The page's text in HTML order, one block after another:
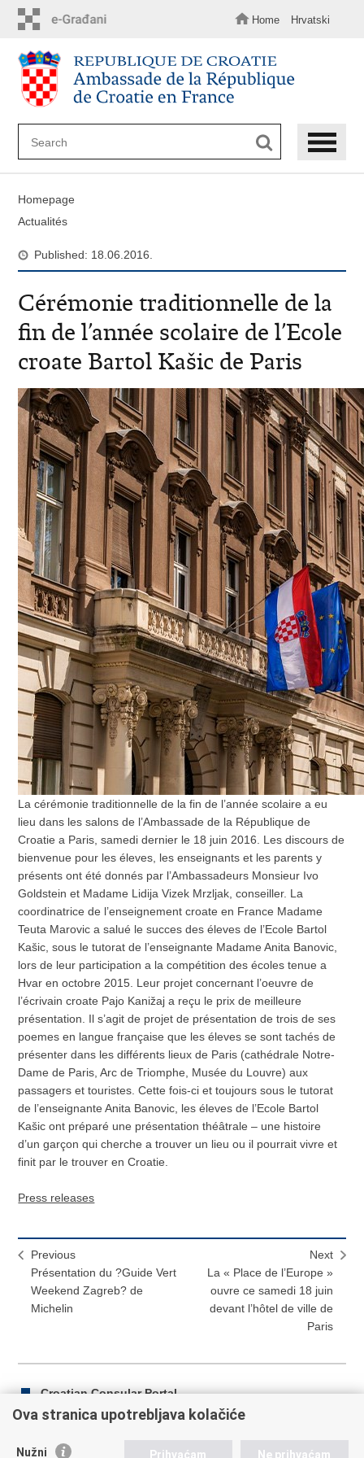
content
Home Hrvatski
Homepage
Actualités
Published: 18.06.2016.
Cérémonie traditionnelle de la
fin de l’année scolaire de l’Ecole
croate Bartol Kašic de Paris
La cérémonie traditionnelle de la fin de l’année scolaire a eu
lieu dans les salons de l’Ambassade de la République de
Croatie a Paris, samedi dernier le 18 juin 2016. Les discours de
bienvenue pour les éleves, les enseignants et les parents y
présents ont été donnés par l’Ambassadeurs Monsieur Ivo
Goldstein et Madame Lidija Vizek Mrzljak, conseiller. La
coordinatrice de l’enseignement croate en France Madame
Teuta Marovic a salué le succes des éleves de l’Ecole Bartol
Kašic, sous le tutorat de l’enseignante Madame Anita Banovic,
lors de leur participation a la compétition des écoles tenue a
Hvar en octobre 2015. Leur projet concernant l’oeuvre de
l’écrivain croate Pajo Kanižaj a reçu le prix de meilleure
présentation. Il s’agit de projet de présentation de trois de ses
poemes en langue française que les éleves se sont tachés de
présenter dans les différents lieux de Paris (cathédrale Notre-
Dame de Paris, Arc de Triomphe, Musée du Louvre) aux
passagers et touristes. Cette fois-ci et toujours sous le tutorat
de l’enseignante Anita Banovic, les éleves de l’Ecole Bartol
Kašic ont préparé une présentation théâtrale – une histoire
d’un garçon qui cherche a trouver un lieu ou il pourrait vivre et
finit par le trouver en Croatie.
Press releases
Previous
Présentation du ?Guide Vert
Weekend Zagreb? de
Michelin
Next
La « Place de l’Europe »
ouvre ce samedi 18 juin
devant l’hôtel de ville de
Paris
Croatian Consular Portal
Ova stranica upotrebljava kolačiće
Nužni Prihvaćam Ne prihvaćam